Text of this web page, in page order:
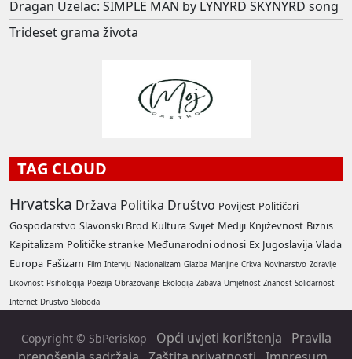
Dragan Uzelac: SIMPLE MAN by LYNYRD SKYNYRD song
Trideset grama života
TAG CLOUD
Hrvatska Država Politika Društvo Povijest Političari
Gospodarstvo Slavonski Brod Kultura Svijet Mediji Književnost Biznis
Kapitalizam Političke stranke Međunarodni odnosi Ex Jugoslavija Vlada
Europa Fašizam Film Intervju Nacionalizam Glazba Manjine Crkva Novinarstvo Zdravlje
Likovnost Psihologija Poezija Obrazovanje Ekologija Zabava Umjetnost Znanost Solidarnost
Internet Drustvo Sloboda
Copyright © SbPeriskop Opći uvjeti korištenja
Pravila